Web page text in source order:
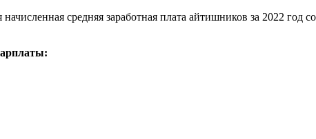
средняя заработная плата айтишников за 2022 год